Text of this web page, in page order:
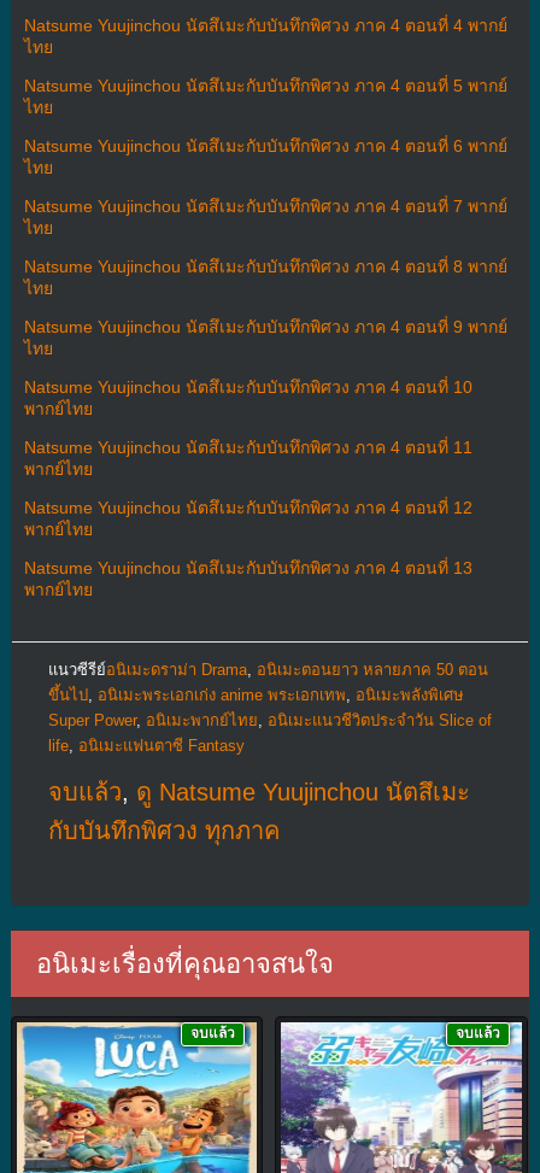
Natsume Yuujinchou นัตสึเมะกับบันทึกพิศวง ภาค 4 ตอนที่ 4 พากย์
ไทย
Natsume Yuujinchou นัตสึเมะกับบันทึกพิศวง ภาค 4 ตอนที่ 5 พากย์
ไทย
Natsume Yuujinchou นัตสึเมะกับบันทึกพิศวง ภาค 4 ตอนที่ 6 พากย์
ไทย
Natsume Yuujinchou นัตสึเมะกับบันทึกพิศวง ภาค 4 ตอนที่ 7 พากย์
ไทย
Natsume Yuujinchou นัตสึเมะกับบันทึกพิศวง ภาค 4 ตอนที่ 8 พากย์
ไทย
Natsume Yuujinchou นัตสึเมะกับบันทึกพิศวง ภาค 4 ตอนที่ 9 พากย์
ไทย
Natsume Yuujinchou นัตสึเมะกับบันทึกพิศวง ภาค 4 ตอนที่ 10
พากย์ไทย
Natsume Yuujinchou นัตสึเมะกับบันทึกพิศวง ภาค 4 ตอนที่ 11
พากย์ไทย
Natsume Yuujinchou นัตสึเมะกับบันทึกพิศวง ภาค 4 ตอนที่ 12
พากย์ไทย
Natsume Yuujinchou นัตสึเมะกับบันทึกพิศวง ภาค 4 ตอนที่ 13
พากย์ไทย
แนวซีรีย์อนิเมะดราม่า Drama, อนิเมะตอนยาว หลายภาค 50 ตอน
ขึ้นไป, อนิเมะพระเอกเก่ง anime พระเอกเทพ, อนิเมะพลังพิเศษ
Super Power, อนิเมะพากย์ไทย, อนิเมะแนวชีวิตประจําวัน Slice of
life, อนิเมะแฟนตาซี Fantasy
จบแล้ว, ดู Natsume Yuujinchou นัตสึเมะ
กับบันทึกพิศวง ทุกภาค
อนิเมะเรื่องที่คุณอาจสนใจ
จบแล้ว จบแล้ว